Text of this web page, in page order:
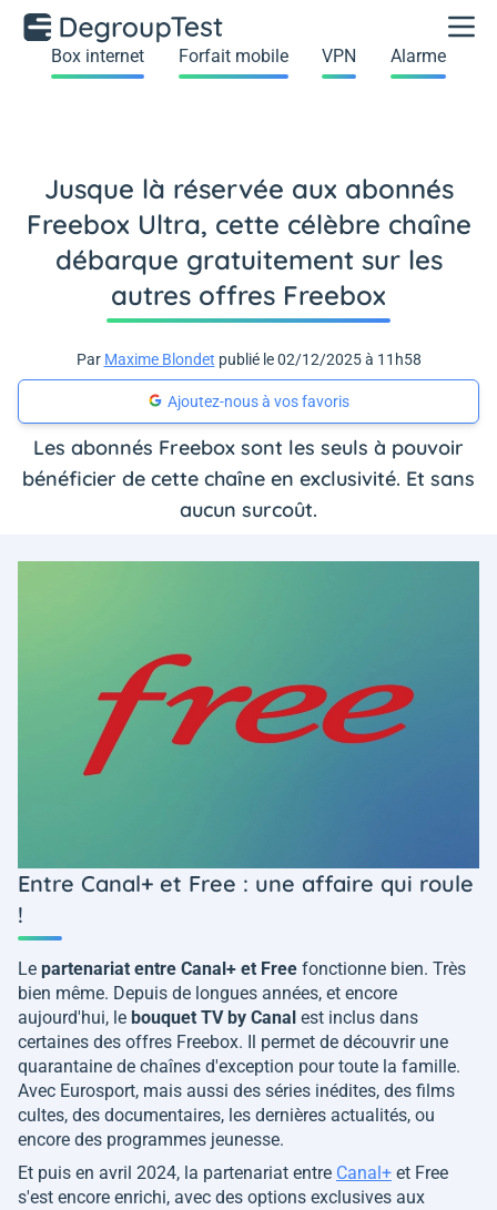
Box internet Forfait mobile VPN Alarme
Jusque là réservée aux abonnés
Freebox Ultra, cette célèbre chaîne
débarque gratuitement sur les
autres offres Freebox
Par Maxime Blondet publié le 02/12/2025 à 11h58
Ajoutez-nous à vos favoris
Les abonnés Freebox sont les seuls à pouvoir
bénéficier de cette chaîne en exclusivité. Et sans
aucun surcoût.
Entre Canal+ et Free : une affaire qui roule
!
Le partenariat entre Canal+ et Free fonctionne bien. Très
bien même. Depuis de longues années, et encore
aujourd'hui, le bouquet TV by Canal est inclus dans
certaines des offres Freebox. Il permet de découvrir une
quarantaine de chaînes d'exception pour toute la famille.
Avec Eurosport, mais aussi des séries inédites, des films
cultes, des documentaires, les dernières actualités, ou
encore des programmes jeunesse.
Et puis en avril 2024, la partenariat entre Canal+ et Free
s'est encore enrichi, avec des options exclusives aux